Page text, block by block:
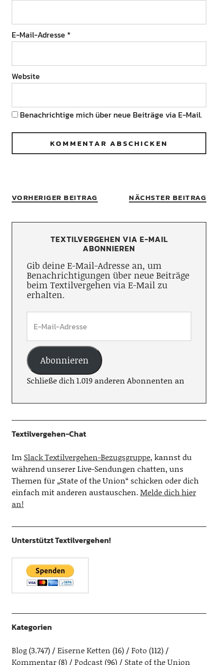
E-Mail-Adresse *
Website
Benachrichtige mich über neue Beiträge via E-Mail.
VORHERIGER BEITRAG NÄCHSTER BEITRAG
TEXTILVERGEHEN VIA E-MAIL
ABONNIEREN
Gib deine E-Mail-Adresse an, um
Benachrichtigungen über neue Beiträge
beim Textilvergehen via E-Mail zu
erhalten.
Abonnieren
Schließe dich 1.019 anderen Abonnenten an
Textilvergehen-Chat
Im Slack Textilvergehen-Bezugsgruppe, kannst du
während unserer Live-Sendungen chatten, uns
Themen für „State of the Union“ schicken oder dich
einfach mit anderen austauschen.Melde dich hier
an!
Unterstützt Textilvergehen!
Kategorien
Blog(3.747) Eiserne Ketten (16) Foto (112)
Kommentar(8) Podcast(96) State of the Union